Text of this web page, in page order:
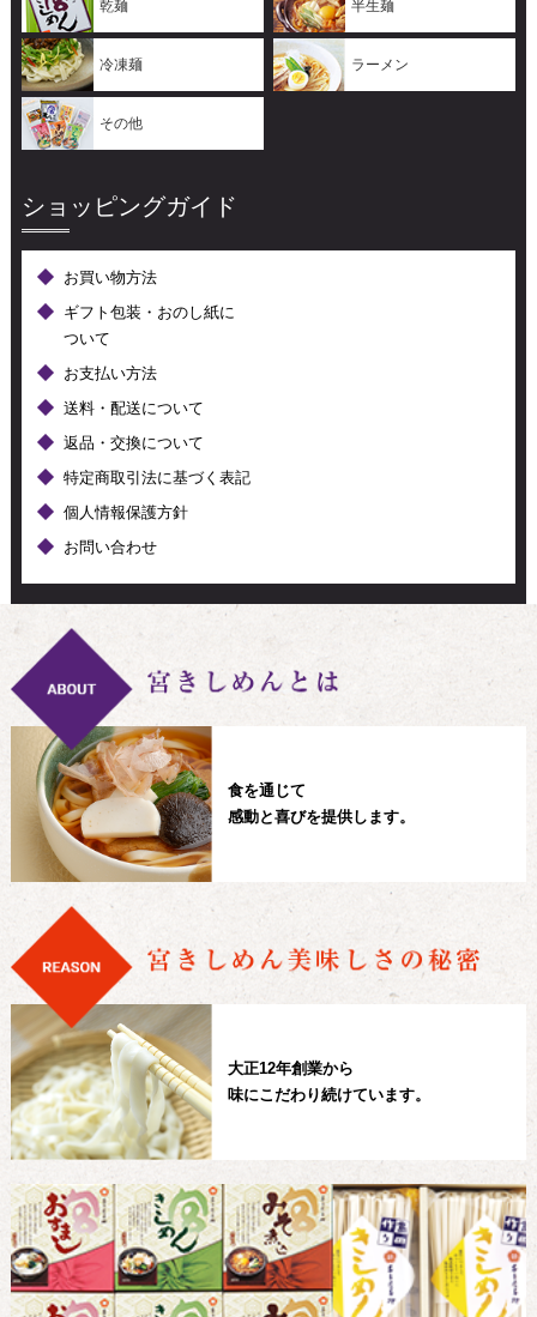
乾麺 半生麺
冷凍麺 ラーメン
その他
ショッピングガイド
お買い物方法
ギフト包装・おのし紙に
ついて
お支払い方法
送料・配送について
返品・交換について
特定商取引法に基づく表記
個人情報保護方針
お問い合わせ
食を通じて
感動と喜びを提供します。
大正12年創業から
味にこだわり続けています。